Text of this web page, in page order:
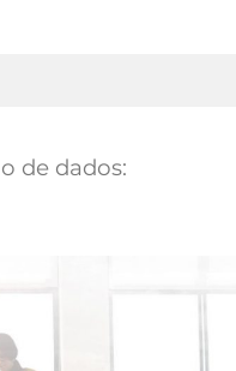
de dados: